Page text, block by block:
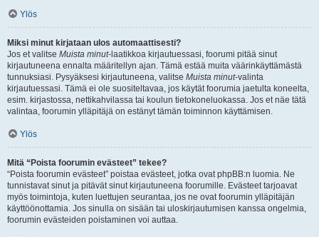
Ylös
Miksi minut kirjataan ulos automaattisesti?
Jos et valitse Muista minut-laatikkoa kirjautuessasi, foorumi pitää sinut
kirjautuneena ennalta määritellyn ajan. Tämä estää muita väärinkäyttämästä
tunnuksiasi. Pysyäksesi kirjautuneena, valitse Muista minut-valinta
kirjautuessasi. Tämä ei ole suositeltavaa, jos käytät foorumia jaetulta koneelta,
esim. kirjastossa, nettikahvilassa tai koulun tietokoneluokassa. Jos et näe tätä
valintaa, foorumin ylläpitäjä on estänyt tämän toiminnon käyttämisen.
Ylös
Mitä “Poista foorumin evästeet” tekee?
“Poista foorumin evästeet” poistaa evästeet, jotka ovat phpBB:n luomia. Ne
tunnistavat sinut ja pitävät sinut kirjautuneena foorumille. Evästeet tarjoavat
myös toimintoja, kuten luettujen seurantaa, jos ne ovat foorumin ylläpitäjän
käyttöönottamia. Jos sinulla on sisään tai uloskirjautumisen kanssa ongelmia,
foorumin evästeiden poistaminen voi auttaa.